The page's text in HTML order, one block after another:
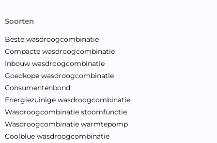
soorten
Beste wasdroogcombinatie
Compacte wasdroogcombinatie
Inbouw wasdroogcombinatie
Goedkope wasdroogcombinatie
Consumentenbond
Energiezuinige wasdroogcombinatie
Wasdroogcombinatie stoomfunctie
Wasdroogcombinatie warmtepomp
Coolblue wasdroogcombinatie